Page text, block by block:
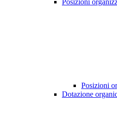
Posizioni
Posizioni
Dotazione